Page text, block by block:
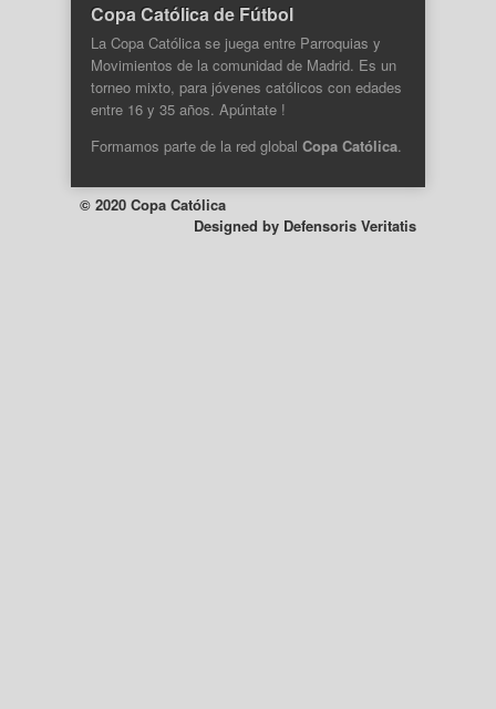
Copa Católica de Fútbol
La Copa Católica se juega entre Parroquias y
Movimientos de la comunidad de Madrid. Es un
torneo mixto, para jóvenes católicos con edades
entre 16 y 35 años. Apúntate !
Formamos parte de la red global Copa Católica.
© 2020 Copa Católica
Designed by Defensoris Veritatis